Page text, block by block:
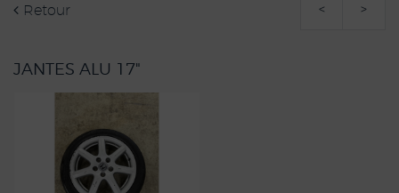
Retour < >
JANTES ALU 17"